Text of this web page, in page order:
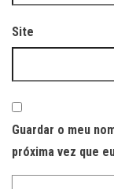
Site
Guardar o meu
próxima vez que